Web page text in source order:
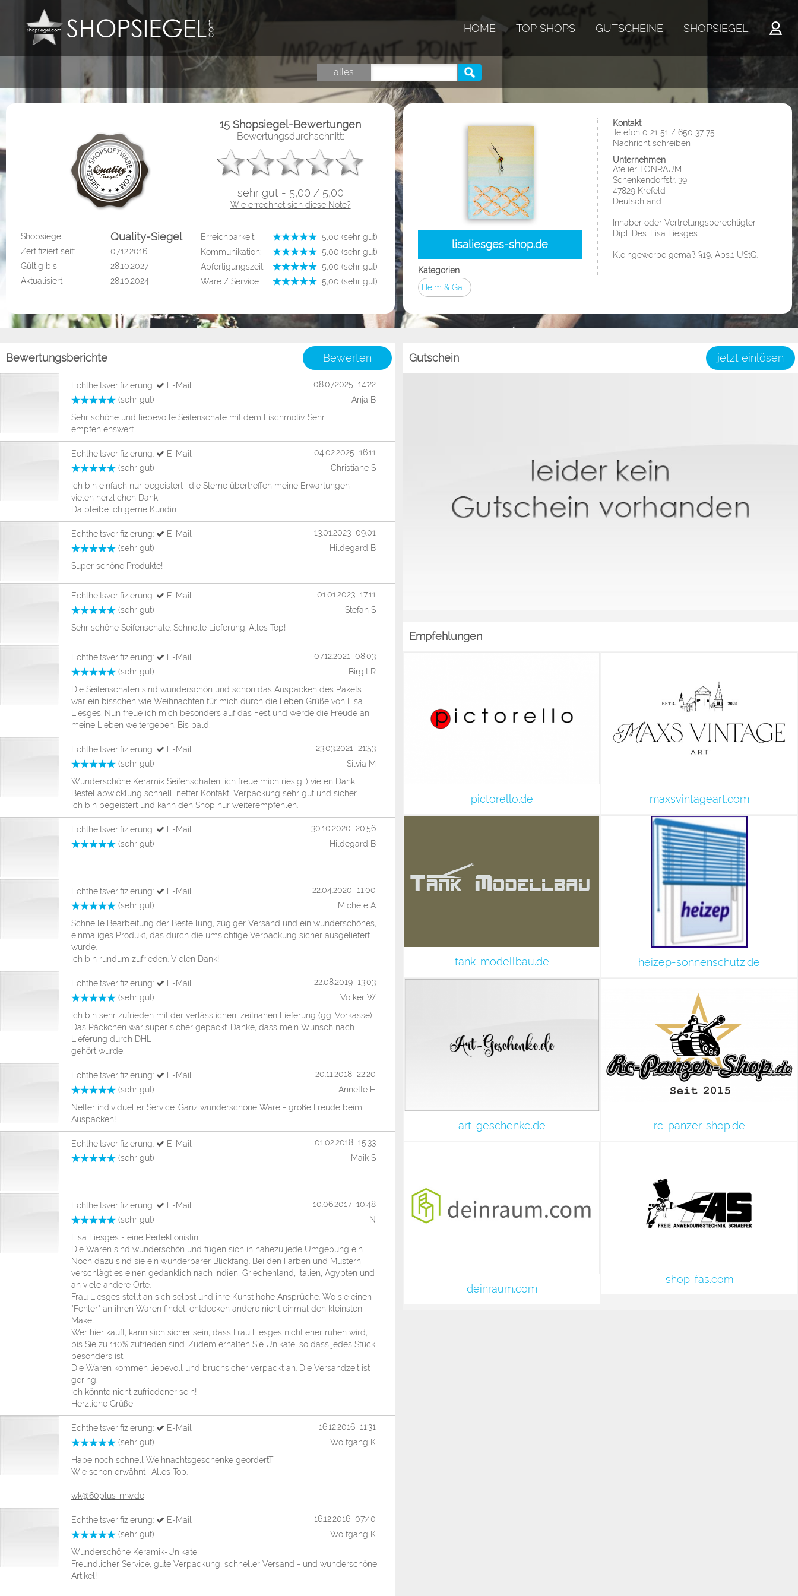
HOME TOP SHOPS GUTSCHEINE SHOPSIEGEL
alles
Shopsiegel: Quality-Siegel
Zertifiziert seit:
07.12.2016
Gültig bis
28.10.2027
Aktualisiert
28.10.2024
15 Shopsiegel-Bewertungen
Bewertungsdurchschnitt:
sehr gut - 5,00 / 5,00
Wie errechnet sich diese Note?
Erreichbarkeit:
­ 5,00 (sehr gut)
Kommunikation:
­ 5,00 (sehr gut)
Abfertigungszeit:
­ 5,00 (sehr gut)
Ware / Service:
­ 5,00 (sehr gut)
lisaliesges-shop.de
Kategorien
Kontakt
Telefon 0 21 51 / 650 37 75
Nachricht schreiben
Unternehmen
Atelier TONRAUM
Schenkendorfstr. 39
47829 Krefeld
Deutschland
Inhaber oder Vertretungsberechtigter
Dipl. Des. Lisa Liesges
Kleingewerbe gemäß §19, Abs.1 UStG.
Bewertungsberichte Bewerten
(sehr gut) Anja B
08.07.2025 14:22
Echtheitsverifizierung: E-Mail
Sehr schöne und liebevolle Seifenschale mit dem Fischmotiv. Sehr
empfehlenswert.
(sehr gut) Christiane S
04.02.2025 16:11
Echtheitsverifizierung: E-Mail
Ich bin einfach nur begeistert- die Sterne übertreffen meine Erwartungen-
vielen herzlichen Dank.
Da bleibe ich gerne Kundin..
(sehr gut) Hildegard B
13.01.2023 09:01
Echtheitsverifizierung: E-Mail
Super schöne Produkte!
(sehr gut) Stefan S
01.01.2023 17:11
Echtheitsverifizierung: E-Mail
Sehr schöne Seifenschale. Schnelle Lieferung. Alles Top!
(sehr gut) Birgit R
07.12.2021 08:03
Echtheitsverifizierung: E-Mail
Die Seifenschalen sind wunderschön und schon das Auspacken des Pakets
war ein bisschen wie Weihnachten für mich durch die lieben Grüße von Lisa
Liesges. Nun freue ich mich besonders auf das Fest und werde die Freude an
meine Lieben weitergeben. Bis bald.
(sehr gut) Silvia M
23.03.2021 21:53
Echtheitsverifizierung: E-Mail
Wunderschöne Keramik Seifenschalen, ich freue mich riesig :) vielen Dank
Bestellabwicklung schnell, netter Kontakt, Verpackung sehr gut und sicher
Ich bin begeistert und kann den Shop nur weiterempfehlen.
(sehr gut) Hildegard B
30.10.2020 20:56
Echtheitsverifizierung: E-Mail
(sehr gut) Michèle A
22.04.2020 11:00
Echtheitsverifizierung: E-Mail
Schnelle Bearbeitung der Bestellung, zügiger Versand und ein wunderschönes,
einmaliges Produkt, das durch die umsichtige Verpackung sicher ausgeliefert
wurde.
Ich bin rundum zufrieden. Vielen Dank!
(sehr gut) Volker W
22.08.2019 13:03
Echtheitsverifizierung: E-Mail
Ich bin sehr zufrieden mit der verlässlichen, zeitnahen Lieferung (gg. Vorkasse).
Das Päckchen war super sicher gepackt. Danke, dass mein Wunsch nach
Lieferung durch DHL
gehört wurde.
(sehr gut) Annette H
20.11.2018 22:20
Echtheitsverifizierung: E-Mail
Netter individueller Service. Ganz wunderschöne Ware - große Freude beim
Auspacken!
(sehr gut) Maik S
01.02.2018 15:33
Echtheitsverifizierung: E-Mail
(sehr gut) N
10.06.2017 10:48
Echtheitsverifizierung: E-Mail
Lisa Liesges - eine Perfektionistin
Die Waren sind wunderschön und fügen sich in nahezu jede Umgebung ein.
Noch dazu sind sie ein wunderbarer Blickfang. Bei den Farben und Mustern
verschlägt es einen gedanklich nach Indien, Griechenland, Italien, Ägypten und
an viele andere Orte.
Frau Liesges stellt an sich selbst und ihre Kunst hohe Ansprüche. Wo sie einen
"Fehler" an ihren Waren findet, entdecken andere nicht einmal den kleinsten
Makel.
Wer hier kauft, kann sich sicher sein, dass Frau Liesges nicht eher ruhen wird,
bis Sie zu 110% zufrieden sind. Zudem erhalten Sie Unikate, so dass jedes Stück
besonders ist.
Die Waren kommen liebevoll und bruchsicher verpackt an. Die Versandzeit ist
gering.
Ich könnte nicht zufriedener sein!
Herzliche Grüße
(sehr gut) Wolfgang K
16.12.2016 11:31
Echtheitsverifizierung: E-Mail
Habe noch schnell Weihnachtsgeschenke geordertT
Wie schon erwähnt- Alles Top.
wk@60plus-nrw.de
(sehr gut) Wolfgang K
16.12.2016 07:40
Echtheitsverifizierung: E-Mail
Wunderschöne Keramik-Unikate
Freundlicher Service, gute Verpackung, schneller Versand - und wunderschöne
Artikel!
Gutschein jetzt einlösen
Empfehlungen
pictorello.de maxsvintageart.com
tank-modellbau.de heizep-sonnenschutz.de
art-geschenke.de rc-panzer-shop.de
deinraum.com
shop-fas.com